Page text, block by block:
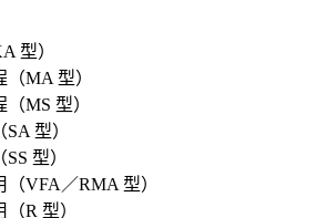
型）
MA 型）
MS 型）
型）
型）
VFA／RMA 型）
R 型）